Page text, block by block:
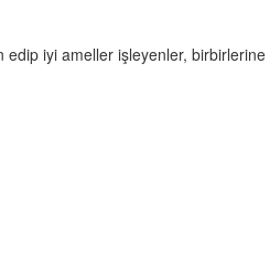
iyi ameller işleyenler, birbirlerine